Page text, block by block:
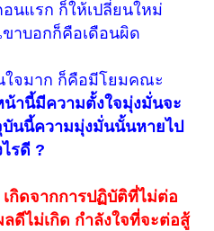
นแรก ก็ให้เปลี่ยนใหม่
ขาบอกก็คือเดือนผิด
ใจมาก ก็คือมีโยมคณะ
านี้มีความตั้งใจมุ่งมั่นจะ
นนี้ความมุ่งมั่นนั้นหายไป
รดี ?
เกิดจากการปฏิบัติที่ไม่ต่อ
ลดีไม่เกิด กำลังใจที่จะต่อสู้